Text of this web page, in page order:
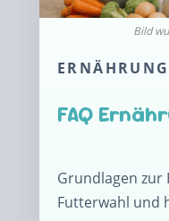
ERNÄHRUNG
FAQ
Grundlagen
Futterwahl und